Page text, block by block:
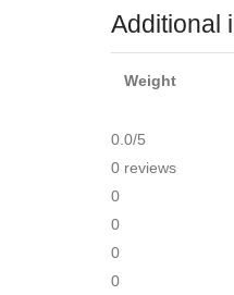
Additional
Weight
0.0/5
0 reviews
0
0
0
0